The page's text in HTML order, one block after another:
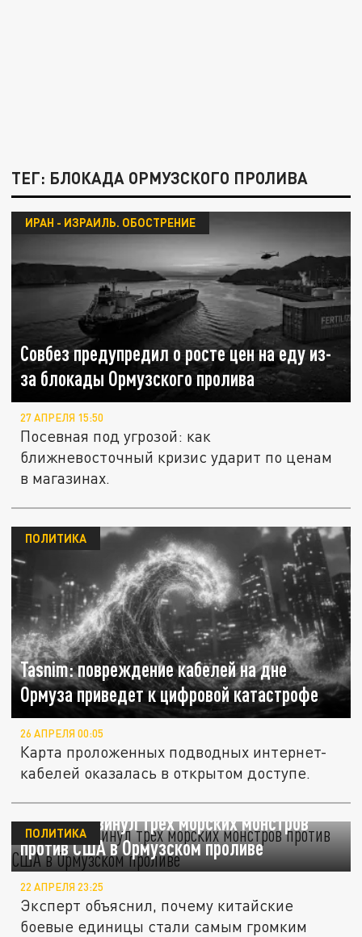
ТЕГ: БЛОКАДА ОРМУЗСКОГО ПРОЛИВА
Совбез предупредил о росте цен на еду из-
за блокады Ормузского пролива
ИРАН - ИЗРАИЛЬ. ОБОСТРЕНИЕ
27 АПРЕЛЯ 15:50
Посевная под угрозой: как
ближневосточный кризис ударит по ценам
в магазинах.
Tasnim: повреждение кабелей на дне
Ормуза приведет к цифровой катастрофе
ПОЛИТИКА
26 АПРЕЛЯ 00:05
Карта проложенных подводных интернет-
кабелей оказалась в открытом доступе.
Пекин выдвинул трех морских монстров
против США в Ормузском проливе
ПОЛИТИКА
22 АПРЕЛЯ 23:25
Эксперт объяснил, почему китайские
боевые единицы стали самым громким